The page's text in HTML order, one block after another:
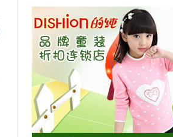
培训支持
送促销礼
包
零库存
厂家直供 线上运营